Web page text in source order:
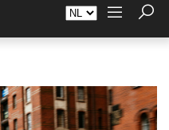
Over Carnews.nl Contact